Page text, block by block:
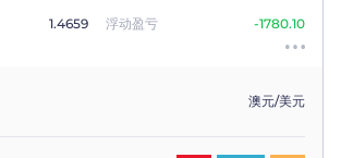
1.4659 浮动盈亏 -1780.10
澳元/美元